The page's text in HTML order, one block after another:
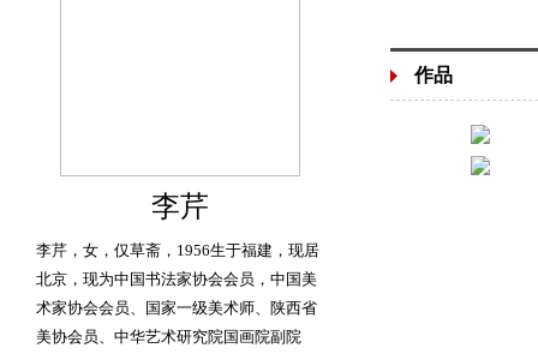
李芹
李芹，女，仅草斋，1956生于福建，现居
北京，现为中国书法家协会会员，中国美
术家协会会员、国家一级美术师、陕西省
美协会员、中华艺术研究院国画院副院
作品